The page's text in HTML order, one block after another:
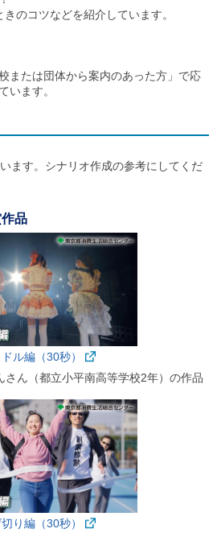
のコツなどを紹介しています。
または団体から案内のあった方」で応
います。
ます。シナリオ作成の参考にしてくだ
品
ル編（30秒）
さん（都立小平南高等学校2年）の作品
り編（30秒）